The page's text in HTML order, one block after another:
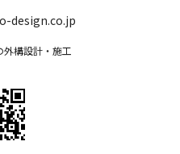
design.co.jp
構設計・施工